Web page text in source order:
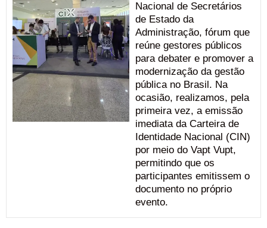
Nacional de Secretários
de Estado da
Administração, fórum que
reúne gestores públicos
para debater e promover a
modernização da gestão
pública no Brasil. Na
ocasião, realizamos, pela
primeira vez, a emissão
imediata da Carteira de
Identidade Nacional (CIN)
por meio do Vapt Vupt,
permitindo que os
participantes emitissem o
documento no próprio
evento.